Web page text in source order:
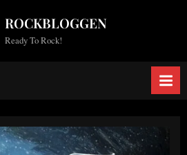
ROCKBLOGGEN
Ready To Rock!